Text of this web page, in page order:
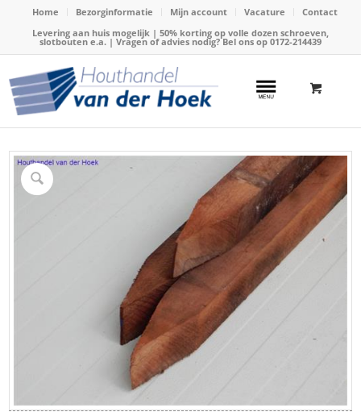
Home Bezorginformatie Mijn account Vacature
Contact
Levering aan huis mogelijk | 50% korting op volle dozen schroeven,
slotbouten e.a. | Vragen of advies nodig? Bel ons op 0172-214439
Home / Webshop / Hardhout / Hardhouten palen
Paal hardhout 70x70mm x 600cm (Azobe/Angelim vermelho)